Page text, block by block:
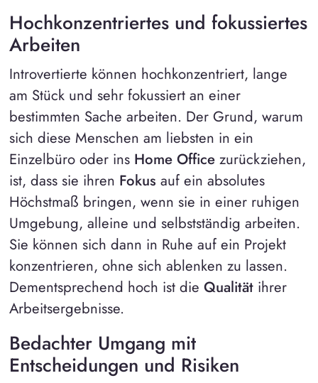
Hochkonzentriertes und fokussiertes
Arbeiten
Introvertierte können hochkonzentriert, lange
am Stück und sehr fokussiert an einer
bestimmten Sache arbeiten. Der Grund, warum
sich diese Menschen am liebsten in ein
Einzelbüro oder ins Home Officezurückziehen,
ist, dass sie ihren Fokus auf ein absolutes
Höchstmaß bringen, wenn sie in einer ruhigen
Umgebung, alleine und selbstständig arbeiten.
Sie können sich dann in Ruhe auf ein Projekt
konzentrieren, ohne sich ablenken zu lassen.
Dementsprechend hoch ist die Qualitätihrer
Arbeitsergebnisse.
Bedachter Umgang mit
Entscheidungen und Risiken